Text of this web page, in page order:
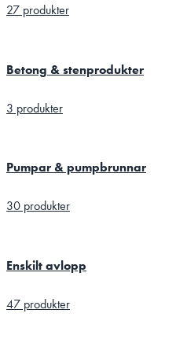
27 produkter
Betong & stenprodukter
3 produkter
Pumpar & pumpbrunnar
30 produkter
Enskilt avlopp
47 produkter